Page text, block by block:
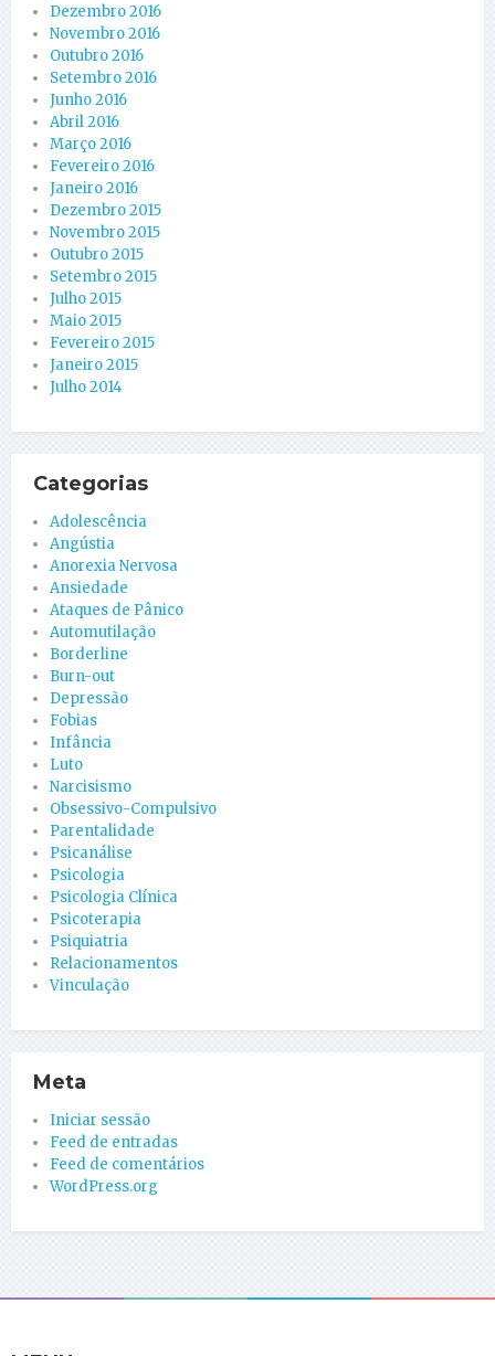
Dezembro 2016
Novembro 2016
Outubro 2016
Setembro 2016
Junho 2016
Abril 2016
Março 2016
Fevereiro 2016
Janeiro 2016
Dezembro 2015
Novembro 2015
Outubro 2015
Setembro 2015
Julho 2015
Maio 2015
Fevereiro 2015
Janeiro 2015
Julho 2014
Categorias
Adolescência
Angústia
Anorexia Nervosa
Ansiedade
Ataques de Pânico
Automutilação
Borderline
Burn-out
Depressão
Fobias
Infância
Luto
Narcisismo
Obsessivo-Compulsivo
Parentalidade
Psicanálise
Psicologia
Psicologia Clínica
Psicoterapia
Psiquiatria
Relacionamentos
Vinculação
Meta
Iniciar sessão
Feed de entradas
Feed de comentários
WordPress.org